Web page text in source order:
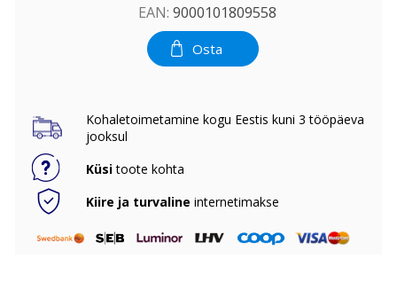
EAN: 9000101809558
Osta
Kohaletoimetamine kogu Eestis kuni 3 tööpäeva
jooksul
Küsitoote kohta
Kiire ja turvaline internetimakse